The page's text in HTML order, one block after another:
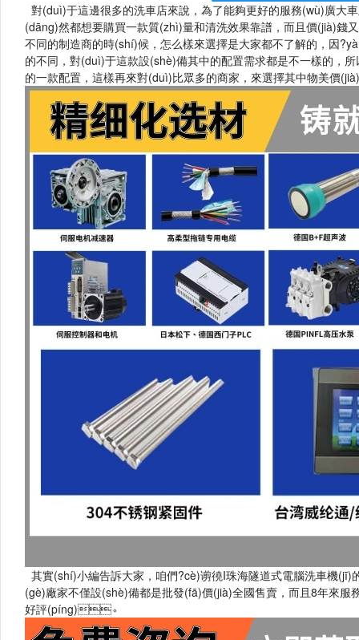
對(duì)于這邊很多的洗車店來說，為了能夠更好的服務(wù)廣大車
(dāng)然都想要購買一款質(zhì)量和清洗效果靠譜，而且價(jià)
不同的制造商的時(shí)候，怎么樣來選擇是大家都不了解的，
的不同，對(duì)于這款設(shè)備其中的配置需求都是不一樣的，所
的一款配置，這樣再來對(duì)比眾多的商家，來選擇其中物美價(jià)
其實(shí)小編告訴大家，咱們?cè)谫徺I珠海隧道式電腦洗車機(jī)的
(gè)廠家不僅設(shè)備都是批發(fā)價(jià)全國售賣，而且8年
好評(píng)。